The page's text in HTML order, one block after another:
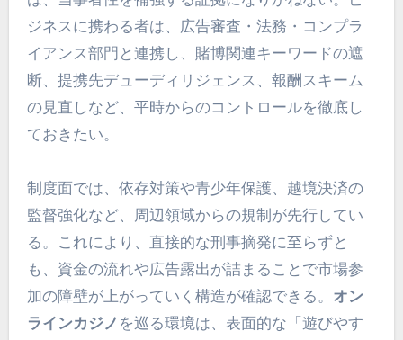
ジネスに携わる者は、広告審査・法務・コンプラ
イアンス部門と連携し、賭博関連キーワードの遮
断、提携先デューディリジェンス、報酬スキーム
の見直しなど、平時からのコントロールを徹底し
ておきたい。
制度面では、依存対策や青少年保護、越境決済の
監督強化など、周辺領域からの規制が先行してい
る。これにより、直接的な刑事摘発に至らずと
も、資金の流れや広告露出が詰まることで市場参
加の障壁が上がっていく構造が確認できる。 オン
ラインカジノ を巡る環境は、表面的な「遊びやす